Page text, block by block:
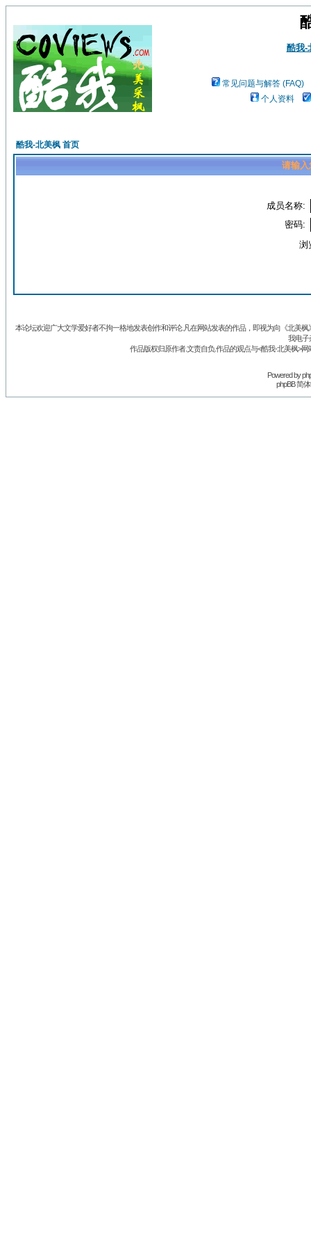
酷我-
常见问题与解答 (FAQ)
个人资料
酷我-北美枫 首页
请输入
成员名称:
密码:
浏
本论坛欢迎广大文学爱好者不拘一格地发表创作和评论.凡在网站发表的作品，即视为向《北美
我电子
作品版权归原作者.文责自负.作品的观点与<酷我-北美枫>
Powered by
phpBB 简